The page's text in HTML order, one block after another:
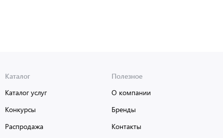
Каталог
Каталог услуг
Конкурсы
Распродажа
Полезное
О компании
Бренды
Контакты